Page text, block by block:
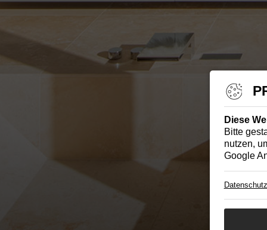
Diese
Bitte
nutzen,
Google